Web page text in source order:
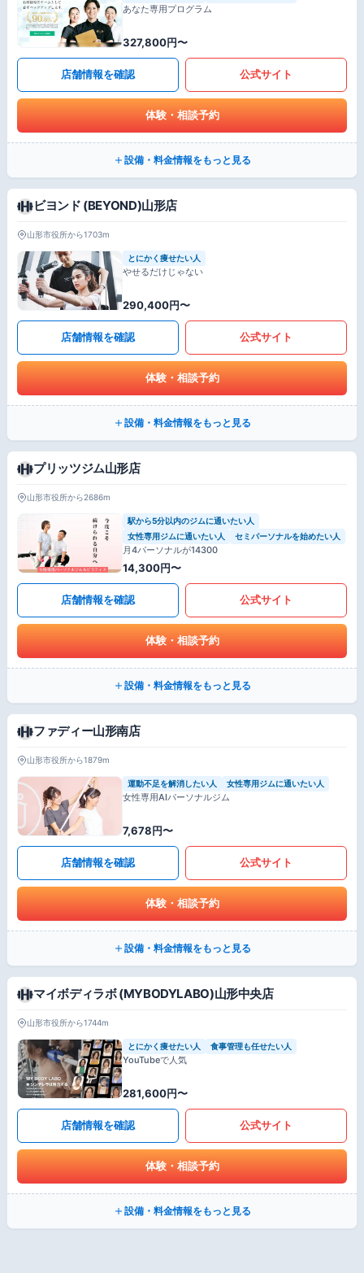
あなた専用プログラム
327,800円〜
店舗情報を確認 公式サイト
体験・相談予約
設備・料金情報をもっと見る
ビヨンド (BEYOND)山形店
山形市役所から1703m
とにかく痩せたい人
やせるだけじゃない
290,400円〜
店舗情報を確認 公式サイト
体験・相談予約
設備・料金情報をもっと見る
プリッツジム山形店
山形市役所から2686m
駅から5分以内のジムに通いたい人
女性専用ジムに通いたい人
セミパーソナルを始めたい人
月4パーソナルが14300
14,300円〜
店舗情報を確認 公式サイト
体験・相談予約
設備・料金情報をもっと見る
ファディー山形南店
山形市役所から1879m
運動不足を解消したい人 女性専用ジムに通いたい人
女性専用AIパーソナルジム
7,678円〜
店舗情報を確認 公式サイト
体験・相談予約
設備・料金情報をもっと見る
マイボディラボ (MYBODYLABO)山形中央店
山形市役所から1744m
とにかく痩せたい人 食事管理も任せたい人
YouTubeで人気
281,600円〜
店舗情報を確認 公式サイト
体験・相談予約
設備・料金情報をもっと見る